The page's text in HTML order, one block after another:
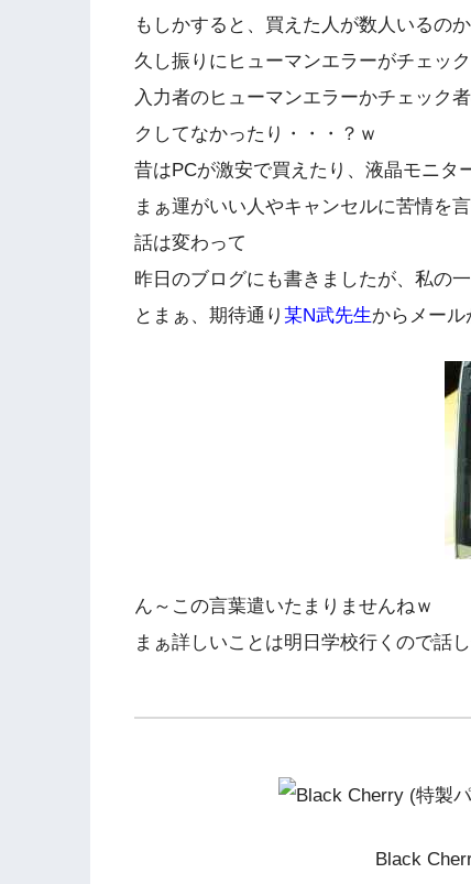
もしかすると、買えた人が数人いるのか
久し振りにヒューマンエラーがチェッ
入力者のヒューマンエラーかチェック
クしてなかったり・・・？ｗ
昔はPCが激安で買えたり、液晶モニタ
まぁ運がいい人やキャンセルに苦情を
話は変わって
昨日のブログにも書きましたが、私の
とまぁ、期待通り 某N武先生からメール
ん～この言葉遣いたまりませんねｗ
まぁ詳しいことは明日学校行くので話
Black